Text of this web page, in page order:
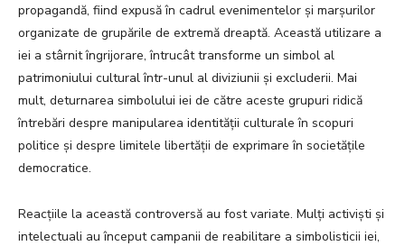
propagandă, fiind expusă în cadrul evenimentelor și marșurilor
organizate de grupările de extremă dreaptă. Această utilizare a
iei a stârnit îngrijorare, întrucât transforme un simbol al
patrimoniului cultural într-unul al diviziunii și excluderii. Mai
mult, deturnarea simbolului iei de către aceste grupuri ridică
întrebări despre manipularea identității culturale în scopuri
politice și despre limitele libertății de exprimare în societățile
democratice.
Reacțiile la această controversă au fost variate. Mulți activiști și
intelectuali au început campanii de reabilitare a simbolisticii iei,